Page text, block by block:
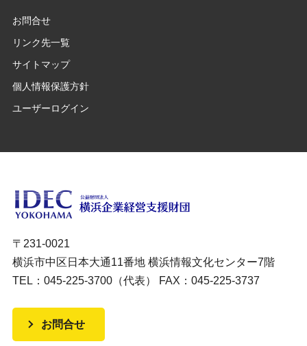
お問合せ
リンク先一覧
サイトマップ
個人情報保護方針
ユーザーログイン
〒231-0021
横浜市中区日本大通11番地 横浜情報文化センター7階
TEL：045-225-3700（代表） FAX：045-225-3737
お問合せ